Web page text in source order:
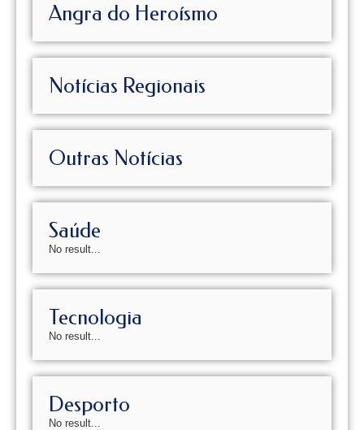
Angra do Heroísmo
Notícias Regionais
Outras Notícias
Saúde
No result...
Tecnologia
No result...
Desporto
No result...